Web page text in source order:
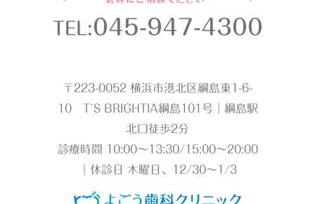
TEL:045-947-4300
〒223-0052 横浜市港北区綱島東1-6-
10 T`S BRIGHTIA綱島101号｜綱島駅
北口徒歩2分
診療時間 10:00～13:30/15:00～20:00
｜休診日 木曜日、12/30～1/3